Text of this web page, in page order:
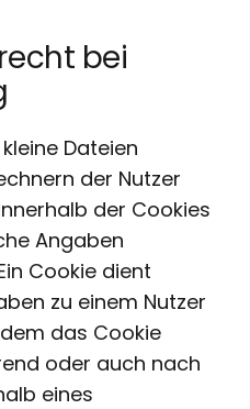
bei
Dateien
der Nutzer
der Cookies
Angaben
Cookie dient
zu einem Nutzer
das Cookie
oder auch nach
eines